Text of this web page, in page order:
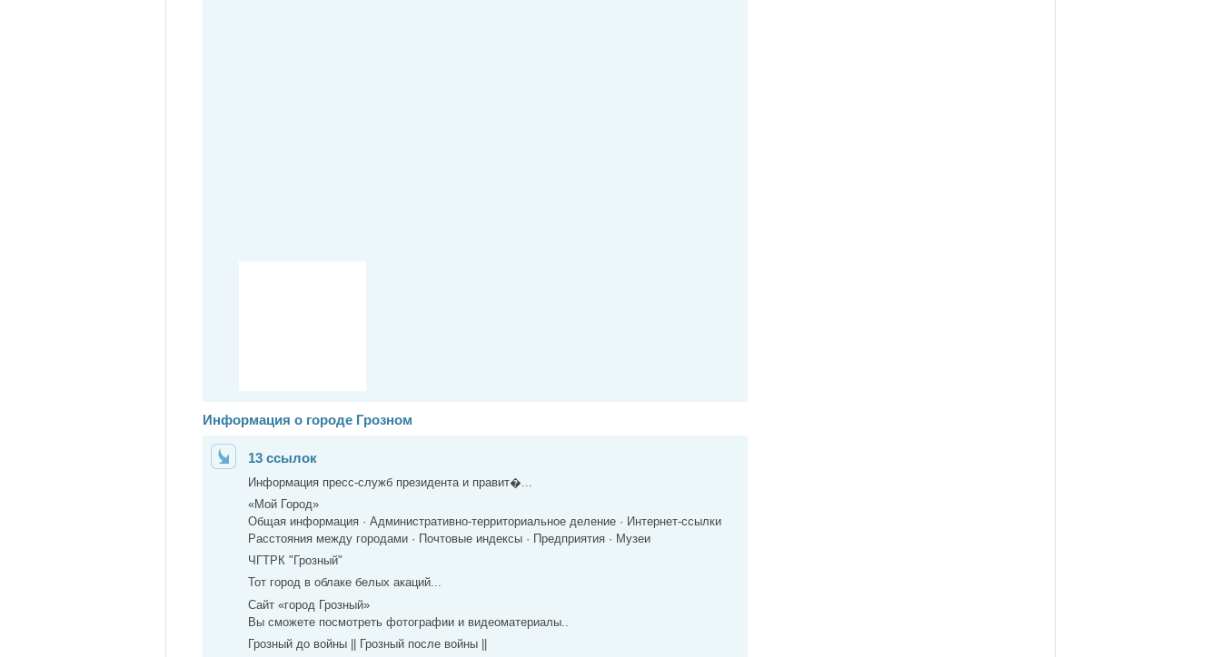
Информация о городе Грозном
13 ссылок
Информация пресс-служб президента и правит�...
«Мой Город»
Общая информация · Административно-территориальное деление · Интернет-ссылки
Расстояния между городами · Почтовые индексы · Предприятия · Музеи
ЧГТРК "Грозный"
Тот город в облаке белых акаций...
Сайт «город Грозный»
Вы сможете посмотреть фотографии и видеоматериалы..
Грозный до войны || Грозный после войны ||